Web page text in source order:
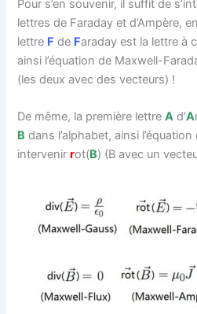
Pour s’en souvenir, il suffit de
lettres de Faraday et d’Ampère,
lettre F de Faraday est la lettre à
ainsi l’équation de Maxwell-
(les deux avec des vecteurs) !
De même, la première lettreA d’A
B dans l’alphabet, ainsi
intervenirrot(B) (B avec un